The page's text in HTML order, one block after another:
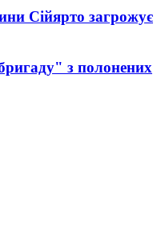
Сійярто загрожує
з полонених